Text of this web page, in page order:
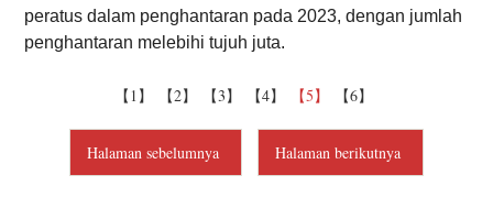
peratus dalam penghantaran pada 2023, dengan jumlah
penghantaran melebihi tujuh juta.
【1】 【2】 【3】 【4】 【5】 【6】
Halaman sebelumnya Halaman berikutnya